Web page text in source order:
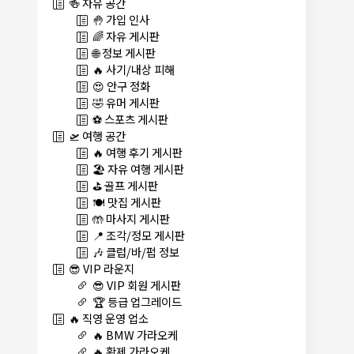
🤚 가입 인사
🌈 자유 게시판
🌐 정보 게시판
🔥 사기/내상 피해
😍 안구 정화
🤣 유머 게시판
⚽ 스포츠 게시판
🛫 여행 공간
🔥 여행 후기 게시판
🏖️ 자유 여행 게시판
⛳ 골프 게시판
🍽️ 맛집 게시판
🤲 마사지 게시판
📍 조각/정모 게시판
🎶 클럽/바/펍 정보
😎 VIP 라운지
😎 VIP 회원 게시판
🏆 등급 업그레이드
🔥 직영 운영 업소
🔥 BMW 가라오케